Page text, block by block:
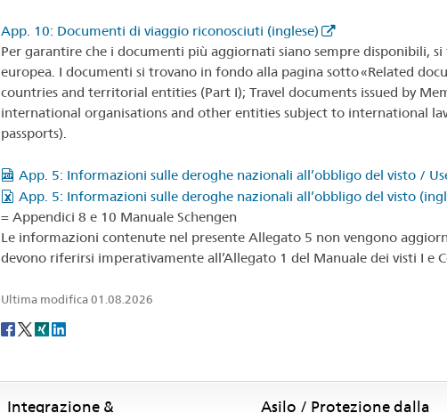
App. 10: Documenti di viaggio riconosciuti (inglese)
Per garantire che i documenti più aggiornati siano sempre disponibili,
europea. I documenti si trovano in fondo alla pagina sotto «Related
countries and territorial entities (Part I); Travel documents issued by
international organisations and other entities subject to international
passports).
App. 5: Informazioni sulle deroghe nazionali all’obbligo del visto /
App. 5: Informazioni sulle deroghe nazionali all’obbligo del visto
= Appendici 8 e 10 Manuale Schengen
Le informazioni contenute nel presente Allegato 5 non vengono
devono riferirsi imperativamente all’Allegato 1 del Manuale dei visti I e
Ultima modifica 01.08.2026
Social
Integrazione & Asilo / Protezione dalla